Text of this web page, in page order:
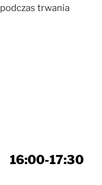
trwania
16:00-17:30